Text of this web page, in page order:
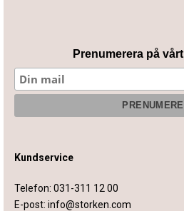
Prenumerera på
Kundservice
Telefon: 031-311 12 00
E-post: info@storken.com